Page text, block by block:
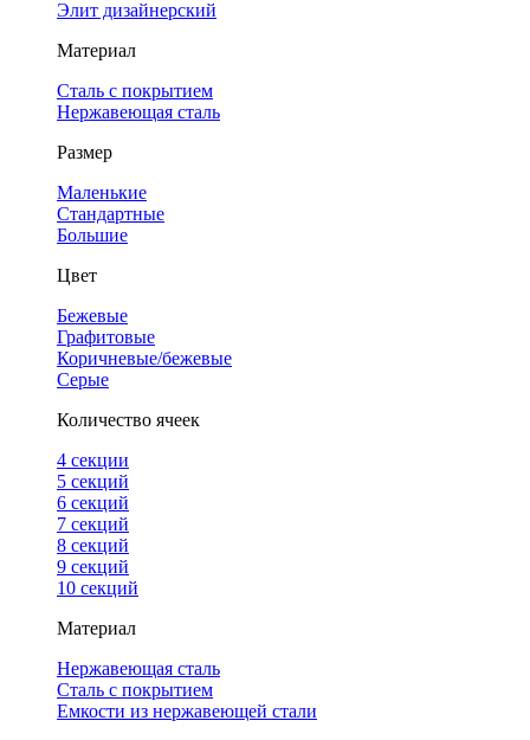
Элит дизайнерский
Материал
Сталь с покрытием
Нержавеющая сталь
Размер
Маленькие
Стандартные
Большие
Цвет
Бежевые
Графитовые
Коричневые/бежевые
Серые
Количество ячеек
4 cекции
5 секций
6 секций
7 секций
8 секций
9 секций
10 секций
Материал
Нержавеющая сталь
Сталь с покрытием
Емкости из нержавеющей стали